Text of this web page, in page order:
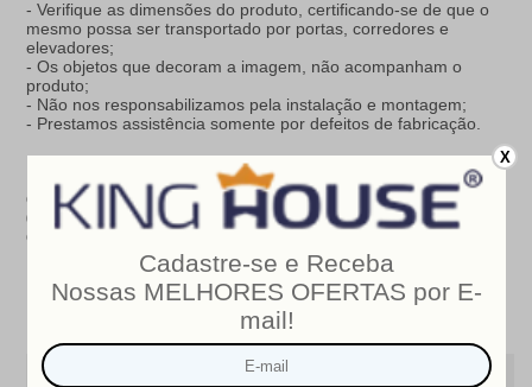
- Verifique as dimensões do produto, certificando-se de que o
mesmo possa ser transportado por portas, corredores e
elevadores;
- Os objetos que decoram a imagem, não acompanham o
produto;
- Não nos responsabilizamos pela instalação e montagem;
- Prestamos assistência somente por defeitos de fabricação.
Nosso produto é certificado peloINMETRO!
CERTIFICADO DE CONFORMIDADE NÚMERO:07424-001-
02/2019
OCP
Especificações do produto
Modelo
X